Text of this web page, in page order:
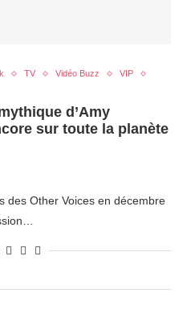
TV Vidéo Buzz
VIP
d’Amy
sur toute la planète
des Other Voices en décembre